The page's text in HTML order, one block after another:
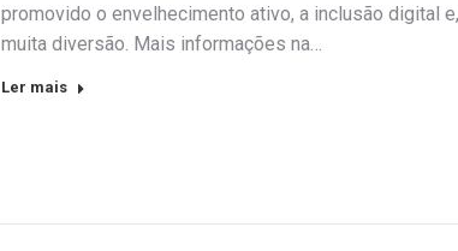
promovido o envelhecimento ativo, a inclusão digital
muita diversão. Mais informações na…
Ler mais